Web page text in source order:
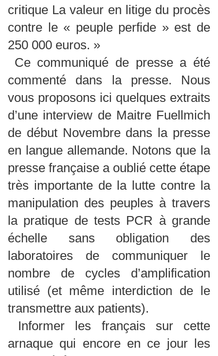
critique La valeur en litige du procès
contre le « peuple perfide » est de
250 000 euros. »
Ce communiqué de presse a été
commenté dans la presse. Nous
vous proposons ici quelques extraits
d’une interview de Maitre Fuellmich
de début Novembre dans la presse
en langue allemande. Notons que la
presse française a oublié cette étape
très importante de la lutte contre la
manipulation des peuples à travers
la pratique de tests PCR à grande
échelle sans obligation des
laboratoires de communiquer le
nombre de cycles d’amplification
utilisé (et même interdiction de le
transmettre aux patients).
Informer les français sur cette
arnaque qui encore en ce jour les